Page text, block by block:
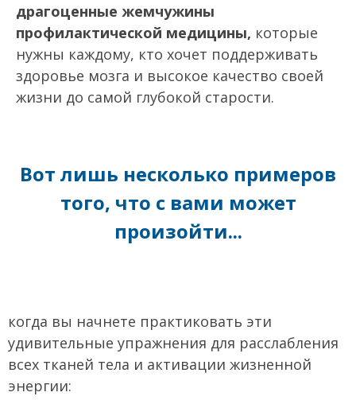
драгоценные жемчужины
профилактической медицины, которые
нужны каждому, кто хочет поддерживать
здоровье мозга и высокое качество своей
жизни до самой глубокой старости.
Вот лишь несколько примеров
того, что с вами может
произойти...
когда вы начнете практиковать эти
удивительные упражнения для расслабления
всех тканей тела и активации жизненной
энергии: